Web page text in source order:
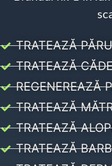
TRATEAZĂ
TRATEAZĂ
REGENEREAZĂ
TRATEAZĂ
TRATEAZĂ
TRATEAZĂ